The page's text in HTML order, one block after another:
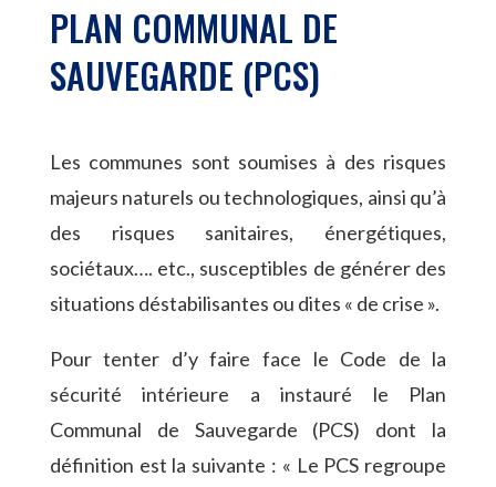
PLAN COMMUNAL DE
SAUVEGARDE (PCS)
Les communes sont soumises à des risques
majeurs naturels ou technologiques, ainsi qu’à
des risques sanitaires, énergétiques,
sociétaux…. etc., susceptibles de générer des
situations déstabilisantes ou dites « de crise ».
Pour tenter d’y faire face le Code de la
sécurité intérieure a instauré le Plan
Communal de Sauvegarde (PCS) dont la
définition est la suivante : « Le PCS regroupe